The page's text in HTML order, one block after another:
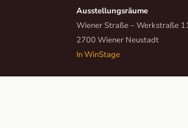
Ausstellungsräume
Wiener Straße – Werkstraße
2700 Wiener Neustadt
In WinStage